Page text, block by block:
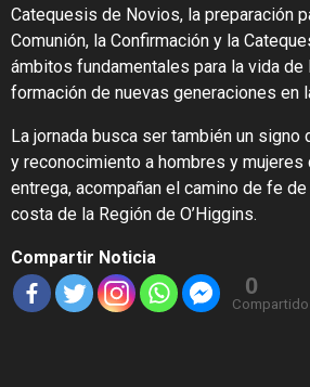
Catequesis de Novios, la preparación
Comunión, la Confirmación y la
ámbitos fundamentales para la vida de
formación de nuevas generaciones en
La jornada busca ser también un signo
y reconocimiento a hombres y mujeres
entrega, acompañan el camino de fe
costa de la Región de O’Higgins.
Compartir Noticia
0